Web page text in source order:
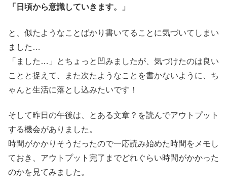
「日頃から意識していきます。」
と、似たようなことばかり書いてることに気づいてしまい
ました…
「ました…」とちょっと凹みましたが、気づけたのは良い
ことと捉えて、また次たようなことを書かないように、ち
ゃんと生活に落とし込みたいです！
そして昨日の午後は、とある文章？を読んでアウトプット
する機会がありました。
時間がかかりそうだったので一応読み始めた時間をメモし
ておき、アウトプット完了までどれぐらい時間がかかった
のかを見てみました。